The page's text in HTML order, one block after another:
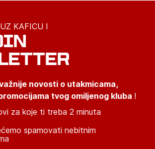
KAFICU I
novosti o utakmicama,
tvog omiljenog kluba !
za koje ti treba 2 minuta
spamovati nebitnim